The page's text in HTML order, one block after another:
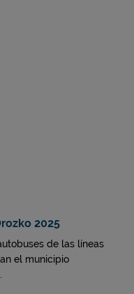
2025
de las líneas
el municipio